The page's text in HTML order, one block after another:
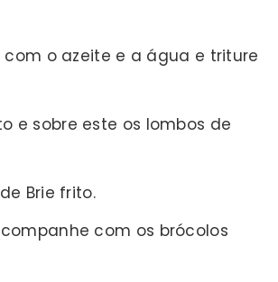
o azeite e a água e triture
e sobre este os lombos de
Brie frito.
com os brócolos